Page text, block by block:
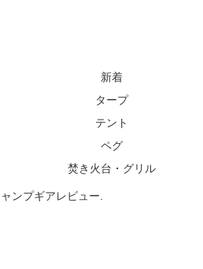
新着
タープ
テント
ペグ
焚き火台・グリル
ンプギアレビュー.